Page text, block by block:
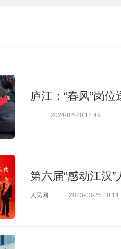
庐江：“春风”岗位
2024-02-20 12:49
第六届“感动江汉
人民网 2023-03-25 10:14